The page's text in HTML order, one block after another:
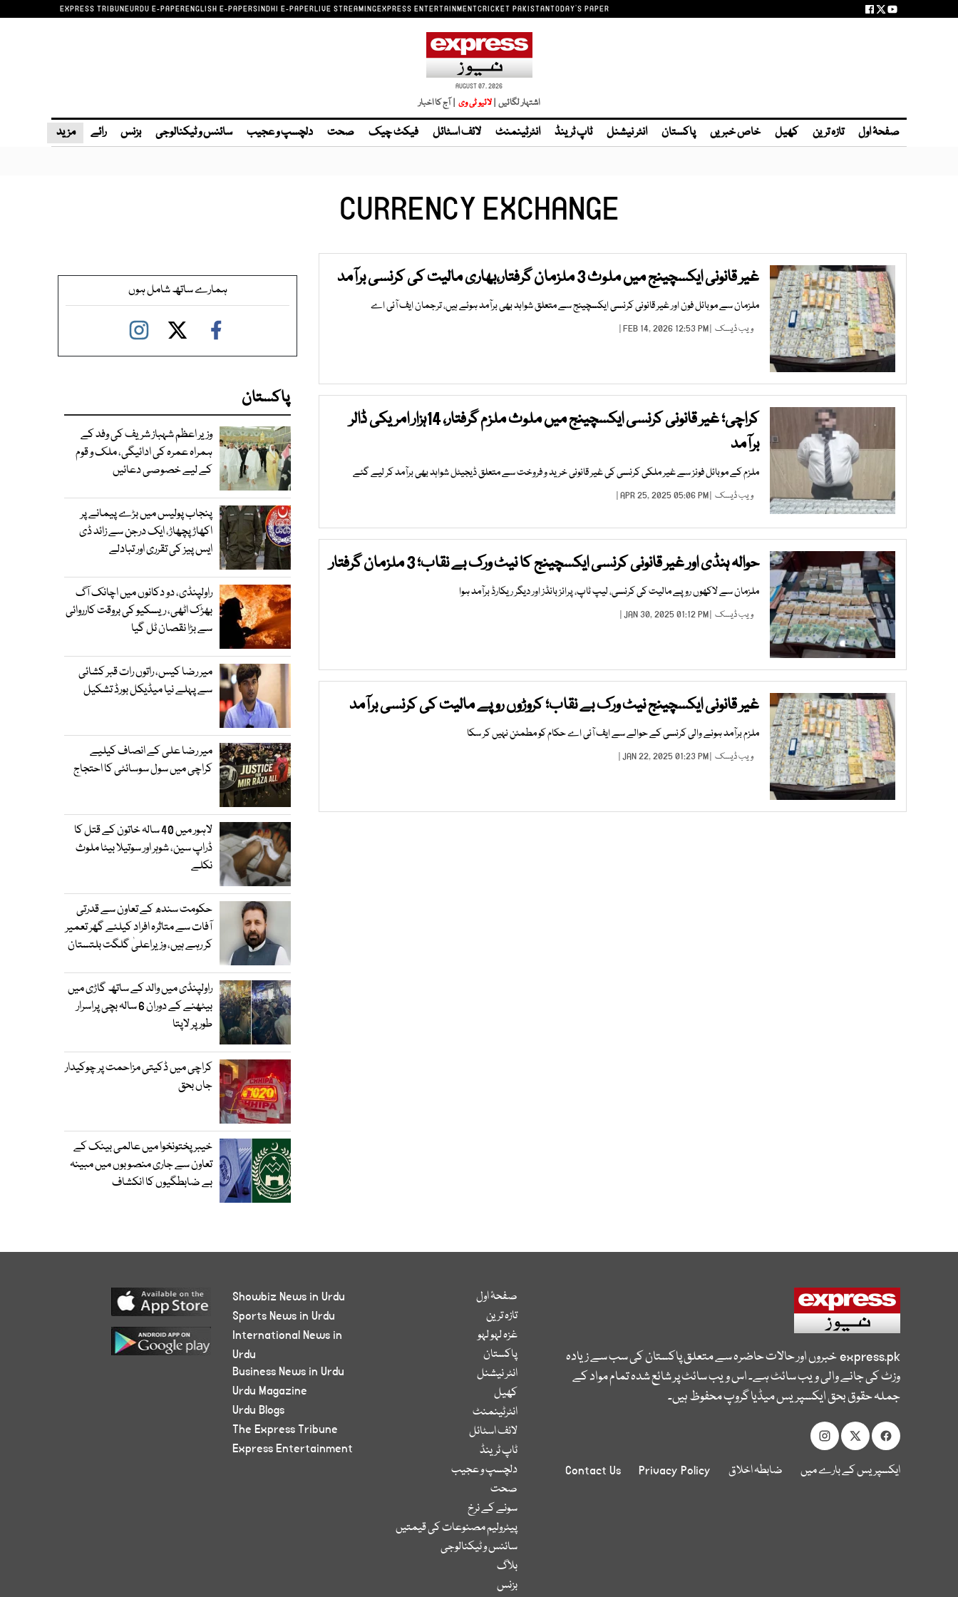
EXPRESS TRIBUNEURDU E-PAPERENGLISH E-PAPERSINDHI E-PAPERLIVE STREAMINGEXPRESS ENTERTAINMENTCRICKET PAKISTANTODAY'S PAPER
AUGUST 07, 2026
اشتہار لگائیں |لائیو ٹی وی | آج کا اخبار
صفحۂ اول تازہ ترین کھیل خاص خبریں پاکستان انٹر نیشنل ٹاپ ٹرینڈ انٹرٹینمنٹ لائف اسٹائل فیکٹ چیک صحت دلچسپ و عجیب سائنس و ٹیکنالوجی بزنس رائے مزید
CURRENCY EXCHANGE
غیر قانونی ایکسچینج میں ملوث 3 ملزمان گرفتار،بھاری مالیت کی کرنسی برآمد
ملزمان سے موبائل فون اور غیر قانونی کرنسی ایکسچینج سے متعلق شواہد بھی برآمد ہوئے ہیں، ترجمان ایف آئی اے
ویب ڈیسک | FEB 14, 2026 12:53 PM |
کراچی؛ غیر قانونی کرنسی ایکسچینج میں ملوث ملزم گرفتار، 14ہزار امریکی ڈالر
برآمد
ملزم کے موبائل فونز سے غیر ملکی کرنسی کی غیر قانونی خرید و فروخت سے متعلق ڈیجیٹل شواہد بھی برآمد کر لیے گئے
ویب ڈیسک | APR 25, 2025 05:06 PM |
حوالہ ہنڈی اور غیر قانونی کرنسی ایکسچینج کا نیٹ ورک بے نقاب؛ 3 ملزمان گرفتار
ملزمان سے لاکھوں روپے مالیت کی کرنسی، لیپ ٹاپ، پرائز بانڈز اور دیگر ریکارڈ برآمد ہوا
ویب ڈیسک | JAN 30, 2025 01:12 PM |
غیر قانونی ایکسچینج نیٹ ورک بے نقاب؛ کروڑوں روپے مالیت کی کرنسی برآمد
ملزم برآمد ہونے والی کرنسی کے حوالے سے ایف آئی اے حکام کو مطمئن نہیں کر سکا
ویب ڈیسک | JAN 22, 2025 01:23 PM |
ہمارے ساتھ شامل ہوں
پاکستان
وزیر اعظم شہباز شریف کی وفد کے
ہمراہ عمرہ کی ادائیگی، ملک و قوم
کے لیے خصوصی دعائیں
پنجاب پولیس میں بڑے پیمانے پر
اکھاڑ پچھاڑ، ایک درجن سے زائد ڈی
ایس پیز کی تقرری اور تبادلے
راولپنڈی، دو دکانوں میں اچانک آگ
بھڑک اٹھی، ریسکیو کی بروقت کارروائی
سے بڑا نقصان ٹل گیا
میر رضا کیس، راتوں رات قبر کشائی
سے پہلے نیا میڈیکل بورڈ تشکیل
میر رضا علی کے انصاف کیلیے
کراچی میں سول سوسائٹی کا احتجاج
لاہور میں 40 سالہ خاتون کے قتل کا
ڈراپ سین، شوہر اور سوتیلا بیٹا ملوث
نکلے
حکومت سندھ کے تعاون سے قدرتی
آفات سے متاثرہ افراد کیلئے گھر تعمیر
کر رہے ہیں، وزیراعلیٰ گلگت بلتستان
راولپنڈی میں والد کے ساتھ گاڑی میں
بیٹھنے کے دوران 6 سالہ بچی پراسرار
طور پر لاپتا
کراچی میں ڈکیتی مزاحمت پر چوکیدار
جاں بحق
خیبرپختونخوا میں عالمی بینک کے
تعاون سے جاری منصوبوں میں مبینہ
بے ضابطگیوں کا انکشاف
express.pkخبروں اور حالات حاضرہ سے متعلق پاکستان کی سب سے زیادہ
وزٹ کی جانے والی ویب سائٹ ہے۔ اس ویب سائٹ پر شائع شدہ تمام مواد کے
جملہ حقوق بحق ایکسپریس میڈیا گروپ محفوظ ہیں۔
ایکسپریس کے بارے میں ضابطہ اخلاق Privacy Policy
Contact Us
صفحۂ اول
تازہ ترین
غزہ لہو لہو
پاکستان
انٹر نیشنل
کھیل
انٹرٹینمنٹ
لائف اسٹائل
ٹاپ ٹرینڈ
دلچسپ و عجیب
صحت
سونے کے نرخ
پیٹرولیم مصنوعات کی قیمتیں
سائنس و ٹیکنالوجی
بلاگ
بزنس
Showbiz News in Urdu
Sports News in Urdu
International News in
Urdu
Business News in Urdu
Urdu Magazine
Urdu Blogs
The Express Tribune
Express Entertainment